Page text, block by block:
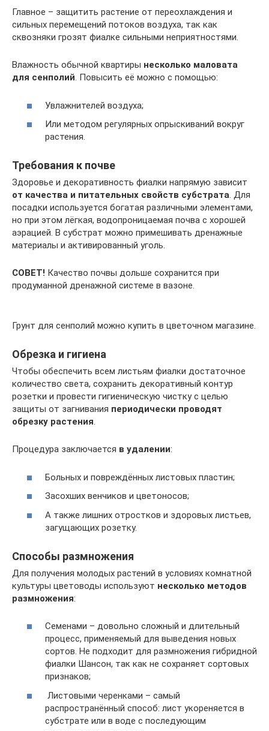
Главное – защитить растение от переохлаждения и
сильных перемещений потоков воздуха, так как
сквозняки грозят фиалке сильными неприятностями.
Влажность обычной квартиры несколько маловата
для сенполий. Повысить её можно с помощью:
Увлажнителей воздуха;
Или методом регулярных опрыскиваний вокруг
растения.
Требования к почве
Здоровье и декоративность фиалки напрямую зависит
от качества и питательных свойств субстрата. Для
посадки используется богатая различными элементами,
но при этом лёгкая, водопроницаемая почва с хорошей
аэрацией. В субстрат можно примешивать дренажные
материалы и активированный уголь.
СОВЕТ! Качество почвы дольше сохранится при
продуманной дренажной системе в вазоне.
Грунт для сенполий можно купить в цветочном магазине.
Обрезка и гигиена
Чтобы обеспечить всем листьям фиалки достаточное
количество света, сохранить декоративный контур
розетки и провести гигиеническую чистку с целью
защиты от загнивания периодически проводят
обрезку растения.
Процедура заключается в удалении:
Больных и повреждённых листовых пластин;
Засохших венчиков и цветоносов;
А также лишних отростков и здоровых листьев,
загущающих розетку.
Способы размножения
Для получения молодых растений в условиях комнатной
культуры цветоводы используют несколько методов
размножения:
Семенами – довольно сложный и длительный
процесс, применяемый для выведения новых
сортов. Не подходит для размножения гибридной
фиалки Шансон, так как не сохраняет сортовых
признаков;
Листовыми черенками – самый
распространённый способ: лист укореняется в
субстрате или в воде с последующим